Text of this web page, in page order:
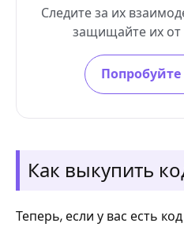
Следите за их
защищайте их от
Попробуйте
Как выкупить
Теперь, если у вас есть